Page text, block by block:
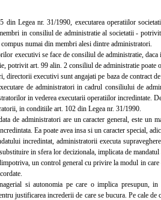
Legea nr. 31/1990, executarea operatiilor
in consiliul de administratie al societatii -
numai din membri alesi dintre administratori.
executivi se face de consiliul de administratie, daca
potrivit art. 99 alin. 2 consiliul de administratie poate
executivi sunt angajati pe baza de contract
de administratori in cadrul consiliului de
in vederea executarii operatiilor incredintate.
in conditiile art. 102 din Legea nr. 31/1990.
de administratori are un caracter general, este un
Ea poate avea insa si un caracter special,
incredintat, administratorii executa
in sfera lor decizionala, implicata de mandatul
un control general cu privire la modul in
si autonomia pe care o implica presupun, in
justificarea increderii de care se bucura. Pe cale